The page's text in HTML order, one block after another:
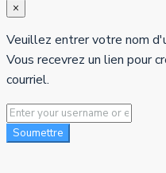
×
Veuillez entrer votre nom
Vous recevrez un lien pour
courriel.
Soumettre